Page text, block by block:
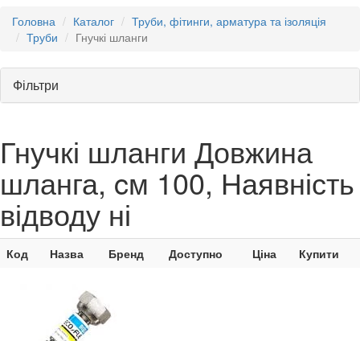
Головна
Каталог
Труби, фітинги, арматура та ізоляція
Труби
Гнучкі шланги
Фільтри
Гнучкі шланги Довжина
шланга, cм 100, Наявність
відводу ні
Код Назва Бренд Доступно Ціна Купити